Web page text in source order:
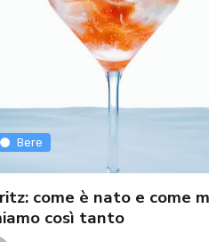
Bere
come è nato e come
così tanto